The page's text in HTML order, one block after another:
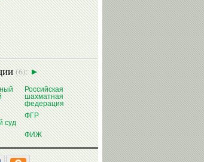
(6):
Российская
шахматная
федерация
суд
ФГР
ФИЖ